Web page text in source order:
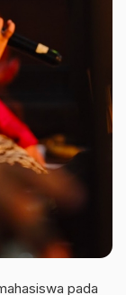
pada